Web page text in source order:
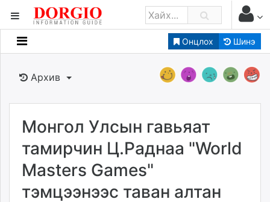
Онцлох Шинэ
Мэдээллийн
Банк санхүү
Бизнес ААН
Төрийн
dorgio.mn
Gogo.mn
Архив
Монгол Улсын гавьяат
тамирчин Ц.Раднаа "World
Masters Games"
тэмцээнээс таван алтан